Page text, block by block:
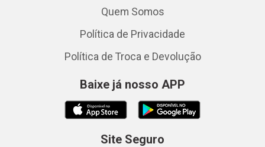
Quem Somos
Política de Privacidade
Política de Troca e Devolução
Baixe já nosso APP
Site Seguro